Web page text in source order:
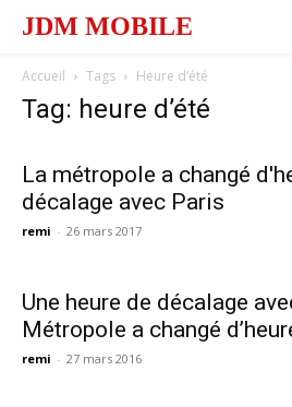
JDM MOBILE
Accueil Tags Heure d’été
Tag: heure d’été
La métropole a changé
décalage avec Paris
remi - 26 mars 2017
Une heure de décalage
Métropole a changé
remi - 27 mars 2016